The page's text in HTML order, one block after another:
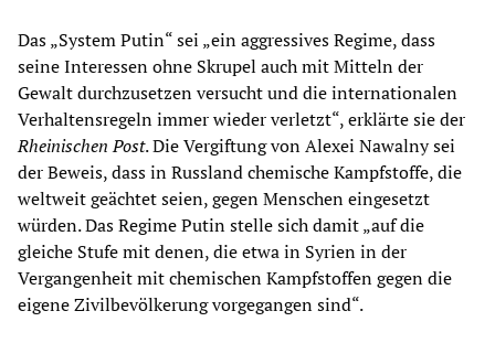
Das „System Putin“ sei „ein aggressives Regime, dass
seine Interessen ohne Skrupel auch mit Mitteln der
Gewalt durchzusetzen versucht und die internationalen
Verhaltensregeln immer wieder verletzt“, erklärte sie der
Rheinischen Post. Die Vergiftung von Alexei Nawalny sei
der Beweis, dass in Russland chemische Kampfstoffe, die
weltweit geächtet seien, gegen Menschen eingesetzt
würden. Das Regime Putin stelle sich damit „auf die
gleiche Stufe mit denen, die etwa in Syrien in der
Vergangenheit mit chemischen Kampfstoffen gegen die
eigene Zivilbevölkerung vorgegangen sind“.